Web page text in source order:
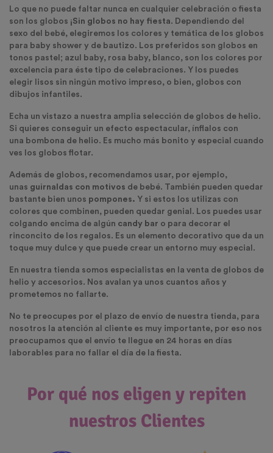
Lo que no puede faltar nunca en cualquier celebración o fiesta
son los globos ¡Sin globos no hay fiesta. Dependiendo del
sexo del bebé, elegiremos los colores y temática de los globos
para baby shower y de bautizo. Los preferidos son globos en
tonos pastel; azul baby, rosa baby, blanco, son los colores por
excelencia para éste tipo de celebraciones. Y los puedes
elegir lisos sin ningún motivo impreso, o bien, globos con
dibujos infantiles.
Echa un vistazo a nuestra amplia selección de globos de helio.
Si quieres conseguir un efecto espectacular, ínflalos con
una bombona de helio. Es mucho más bonito y especial cuando
ves los globos flotar.
Además de globos, recomendamos usar, por ejemplo,
unas guirnaldas con motivos de bebé. También pueden quedar
bastante bien unos pompones. Y si estos los utilizas con
colores que combinen, pueden quedar genial. Los puedes usar
colgando encima de algún candy bar o para decorar el
rinconcito de los regalos. Es un elemento decorativo que da un
toque muy dulce y que puede crear un entorno muy especial.
En nuestra tienda somos especialistas en la venta de globos de
helio y accesorios. Nos avalan ya unos cuantos años y
prometemos no fallarte.
No te preocupes por el plazo de envío de nuestra tienda, para
nosotros la atención al cliente es muy importante, por eso nos
preocupamos que el envío te llegue en 24 horas en días
laborables para no fallar el día de la fiesta.
Por qué nos eligen y repiten
nuestros Clientes